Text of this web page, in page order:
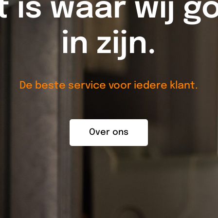
is waar wij
in zijn.
De beste service voor iedere klant.
Over ons